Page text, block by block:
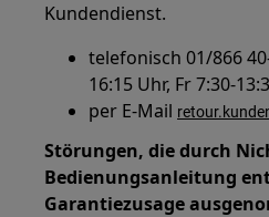
Kundendienst.
telefonisch 01/866
16:15 Uhr, Fr 7:30-
per E-Mail
Störungen, die durch
Bedienungsanleitung
Garantiezusage